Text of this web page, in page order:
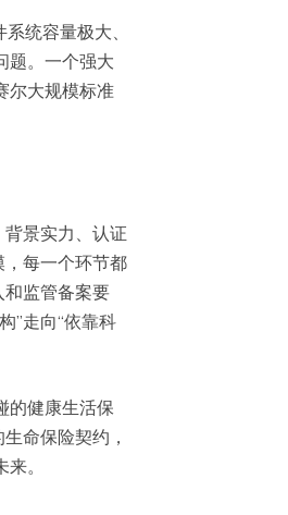
统容量极大、
题。一个强大
尔大规模标准
景实力、认证
，每一个环节都
和监管备案要
”走向“依靠科
的健康生活保
命保险契约，
。